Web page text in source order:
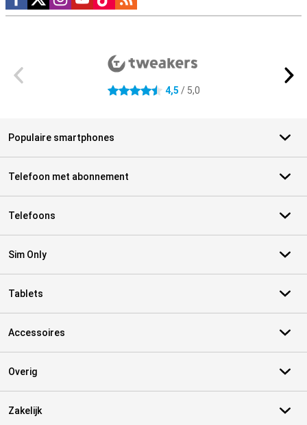
4.5 sterren 4,5 / 5,0
Populaire smartphones
Telefoon met abonnement
Telefoons
Sim Only
Tablets
Accessoires
Overig
Zakelijk